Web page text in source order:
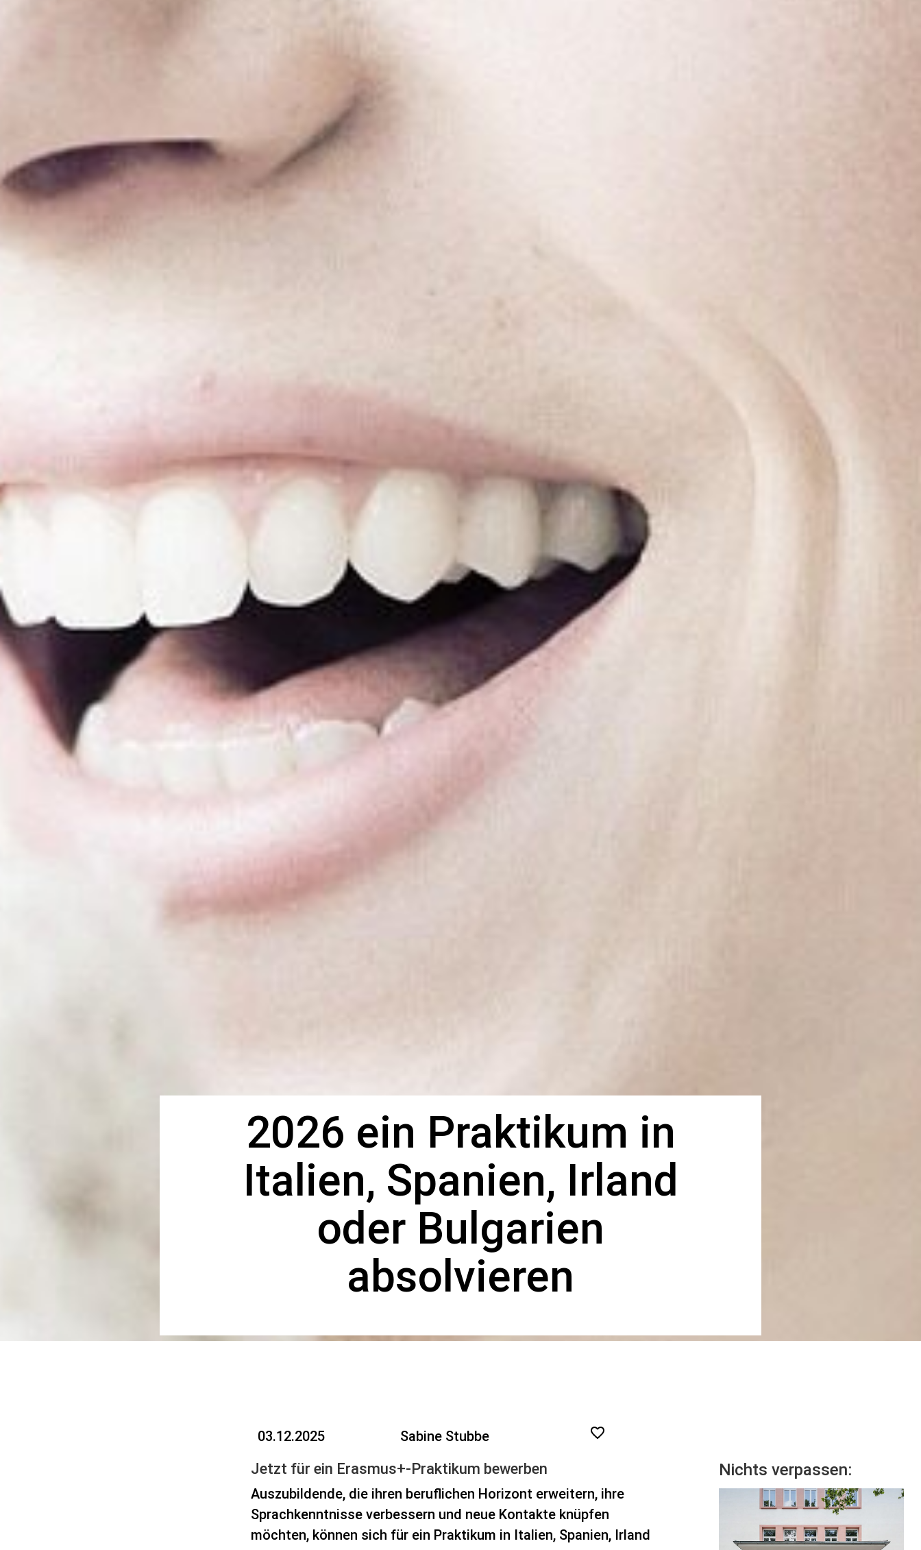
2026 ein Praktikum in
Italien, Spanien, Irland
oder Bulgarien
absolvieren
03.12.2025 Sabine Stubbe
Jetzt für ein Erasmus+-Praktikum bewerben
Auszubildende, die ihren beruflichen Horizont erweitern, ihre
Sprachkenntnisse verbessern und neue Kontakte knüpfen
möchten, können sich für ein Praktikum in Italien, Spanien, Irland
Nichts verpassen: